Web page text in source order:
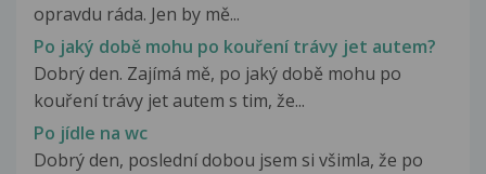
opravdu ráda. Jen by mě...
Po jaký době mohu po kouření trávy jet autem?
Dobrý den. Zajímá mě, po jaký době mohu po
kouření trávy jet autem s tim, že...
Po jídle na wc
Dobrý den, poslední dobou jsem si všimla, že po